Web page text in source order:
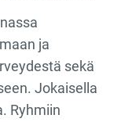
ja
sekä
Jokaisella
Ryhmiin